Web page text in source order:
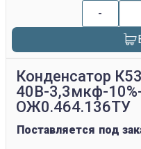
-
Конденсатор
40В-3,3мкф-
ОЖ0.464.136ТУ
Поставляется под